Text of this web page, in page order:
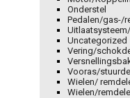
Onderstel
Pedalen/gas-/
Uncategorized
Vering/
Vooras/
Wielen/
Wielen/